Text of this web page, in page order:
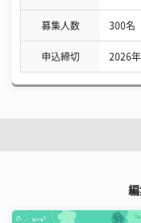
募集人数 300名
申込締切 2026